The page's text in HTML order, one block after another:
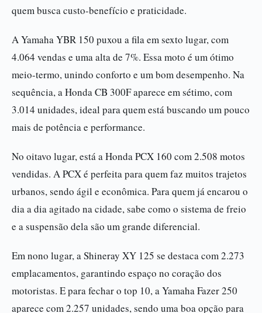
quem busca custo-benefício e praticidade.
A Yamaha YBR 150 puxou a fila em sexto lugar, com
4.064 vendas e uma alta de 7%. Essa moto é um ótimo
meio-termo, unindo conforto e um bom desempenho. Na
sequência, a Honda CB 300F aparece em sétimo, com
3.014 unidades, ideal para quem está buscando um pouco
mais de potência e performance.
No oitavo lugar, está a Honda PCX 160 com 2.508 motos
vendidas. A PCX é perfeita para quem faz muitos trajetos
urbanos, sendo ágil e econômica. Para quem já encarou o
dia a dia agitado na cidade, sabe como o sistema de freio
e a suspensão dela são um grande diferencial.
Em nono lugar, a Shineray XY 125 se destaca com 2.273
emplacamentos, garantindo espaço no coração dos
motoristas. E para fechar o top 10, a Yamaha Fazer 250
aparece com 2.257 unidades, sendo uma boa opção para